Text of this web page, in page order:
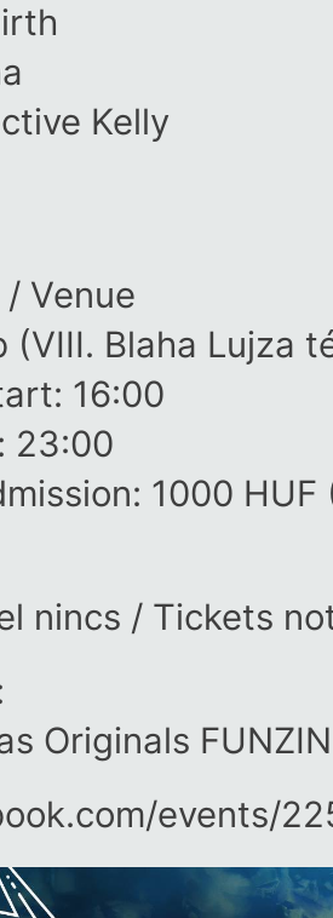
Kelly
Venue
(VIII. Blaha Lujza
16:00
23:00
1000 HUF
nincs / Tickets
Originals
​events/​